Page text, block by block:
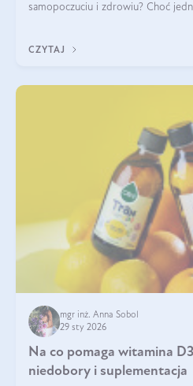
samopoczuciu i zdrowiu? Choć
wyjaśnimy.
CZYTAJ
mgr inż. Anna Sobol
29 sty 2026
Na co pomaga witamina
niedobory i suplementacja